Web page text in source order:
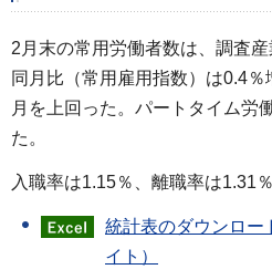
2月末の常用労働者数は、調査
同月比（常用雇用指数）は0.4
月を上回った。パートタイム労
た。
入職率は1.15％、離職率は1.31
統計表のダウンロー
イト）